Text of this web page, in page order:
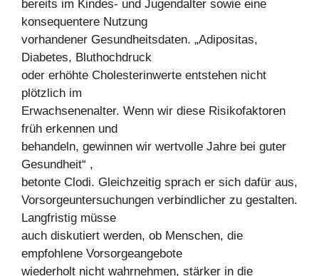
bereits im Kindes- und Jugendalter sowie eine
konsequentere Nutzung
vorhandener Gesundheitsdaten. „Adipositas,
Diabetes, Bluthochdruck
oder erhöhte Cholesterinwerte entstehen nicht
plötzlich im
Erwachsenenalter. Wenn wir diese Risikofaktoren
früh erkennen und
behandeln, gewinnen wir wertvolle Jahre bei guter
Gesundheit“ ,
betonte Clodi. Gleichzeitig sprach er sich dafür aus,
Vorsorgeuntersuchungen verbindlicher zu gestalten.
Langfristig müsse
auch diskutiert werden, ob Menschen, die
empfohlene Vorsorgeangebote
wiederholt nicht wahrnehmen, stärker in die